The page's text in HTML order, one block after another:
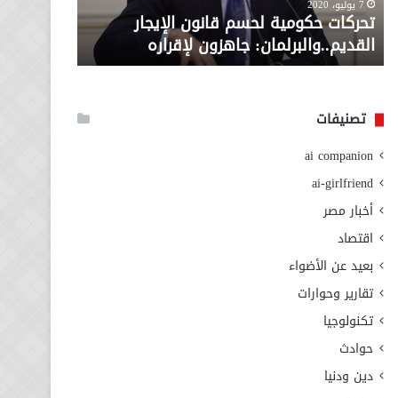
لإقراره
7 يوليو، 2020
تحركات حكومية لحسم قانون الإيجار
القديم..والبرلمان: جاهزون لإقراره
من
وزارة
الاجتماعي
تصنيفات
ai companion
ai-girlfriend
أخبار مصر
اقتصاد
بعيد عن الأضواء
تقارير وحوارات
تكنولوجيا
حوادث
دين ودنيا